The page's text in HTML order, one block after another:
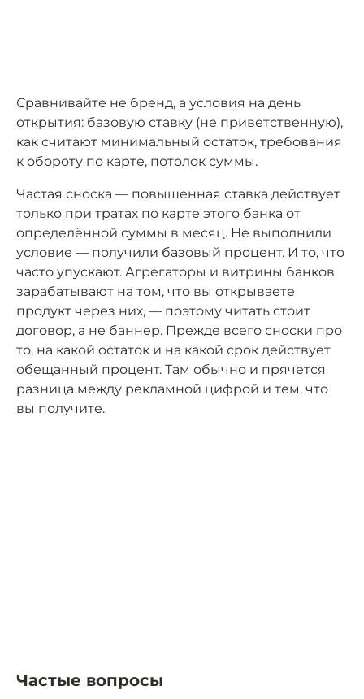
Сравнивайте не бренд, а условия на день
открытия: базовую ставку (не приветственную),
как считают минимальный остаток, требования
к обороту по карте, потолок суммы.
Частая сноска — повышенная ставка действует
только при тратах по карте этого банка от
определённой суммы в месяц. Не выполнили
условие — получили базовый процент. И то, что
часто упускают. Агрегаторы и витрины банков
зарабатывают на том, что вы открываете
продукт через них, — поэтому читать стоит
договор, а не баннер. Прежде всего сноски про
то, на какой остаток и на какой срок действует
обещанный процент. Там обычно и прячется
разница между рекламной цифрой и тем, что
вы получите.
Частые вопросы